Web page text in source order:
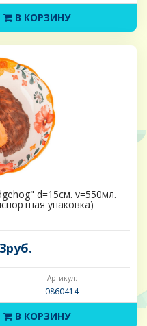
В КОРЗИНУ
d=15см. v=550мл.
упаковка)
Артикул:
0860414
В КОРЗИНУ